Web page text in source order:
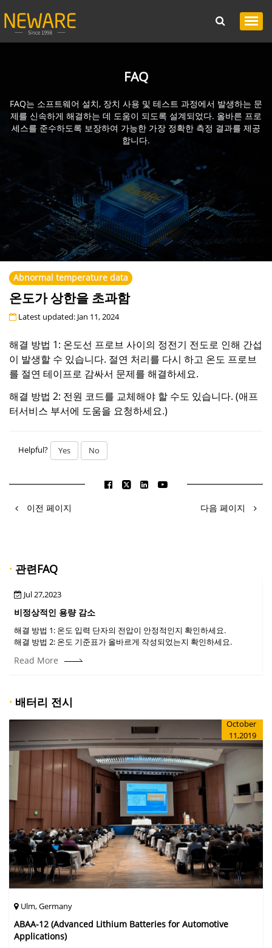
FAQ
FAQ는 소프트웨어 설치, 장치 사용 및 테스트 과정에서 발생하는 문
제를 신속하게 해결하는 데 도움이 되도록 설계되었다. 올바른 프로
세스를 준수하도록 보장하여 가능한 가장 정확한 측정 결과를 제공
합니다.
Abnormal temperature data
온도가 상한을 초과함
Latest updated: Jan 11, 2024
해결 방법 1: 온도선 프로브 사이의 정전기 전도로 인해 간섭
이 발생할 수 있습니다. 절연 처리를 다시 하고 온도 프로브
를 절연 테이프로 감싸서 문제를 해결하세요.
해결 방법 2: 전원 코드를 교체해야 할 수도 있습니다. (애프
터서비스 부서에 도움을 요청하세요.)
Helpful? Yes No
이전 페이지 다음 페이지
· 관련FAQ
Jul 27,2023
비정상적인 용량 감소
해결 방법 1: 온도 입력 단자의 전압이 안정적인지 확인하세요.
해결 방법 2: 온도 기준표가 올바르게 작성되었는지 확인하세요.
Read More
· 배터리 전시
October
11,2019
Ulm, Germany
ABAA-12 (Advanced Lithium Batteries for Automotive
Applications)